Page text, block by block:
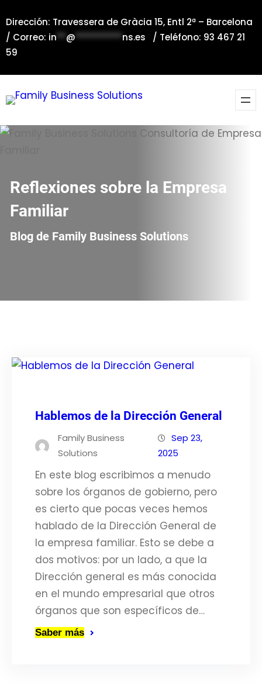
al
contenido
Dirección: Travessera de Gràcia 15, Entl 2ª – Barcelona
/ Correo: in**@**********ns.es / Teléfono: 93 467 21
59
Reflexiones sobre la Empresa
Familiar
Blog de Family Business Solutions
Hablemos de la Dirección General
Family Business
Solutions
Sep 23,
2025
En este blog escribimos a menudo
sobre los órganos de gobierno, pero
es cierto que pocas veces hemos
hablado de la Dirección General de
la empresa familiar. Esto se debe a
dos motivos: por un lado, a que la
Dirección general es más conocida
en el mundo empresarial que otros
órganos que son específicos de…
Saber más